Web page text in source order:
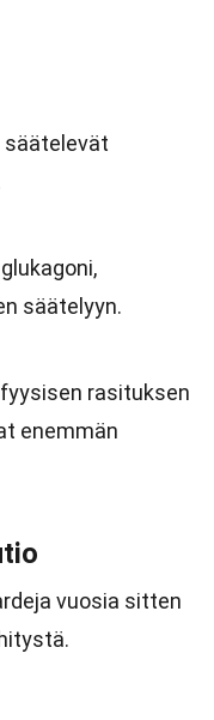
säätelevät
säätelyyn.
rasituksen
enemmän
vuosia sitten